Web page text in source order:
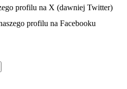
profilu na X (dawniej Twitter)
w nowej karcieprofilu na Facebooku